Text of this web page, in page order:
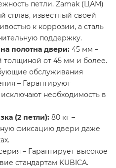
петли. Zamak (ЦАМ)
сплав, известный своей
к коррозии, а сталь
поддержку.
полотна двери: 45 мм –
толщиной от 45 мм и более.
обслуживания
– Гарантируют
необходимость в
(2 петли): 80 кг –
фиксацию двери даже
– Гарантирует высокое
стандартам KUBICA.